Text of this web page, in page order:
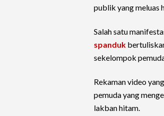
publik yang meluas
Salah satu
spanduk
sekelompok
Rekaman video
pemuda yang
lakban hitam.